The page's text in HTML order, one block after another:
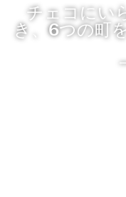
チェコにい
き、6つの町